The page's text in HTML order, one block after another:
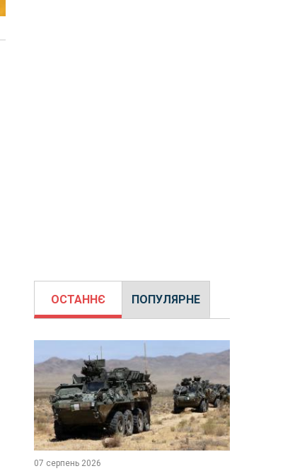
ОСТАННЄ ПОПУЛЯРНЕ
07 серпень 2026